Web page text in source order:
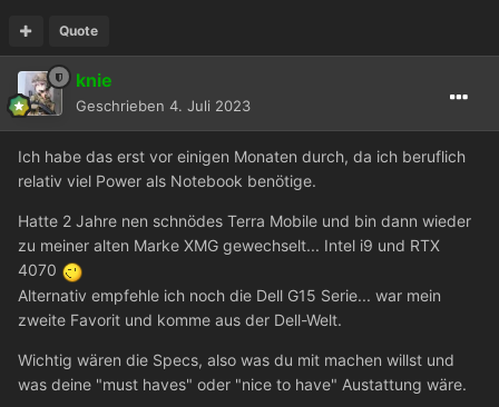
Quote
knie
Geschrieben 4. Juli 2023
Ich habe das erst vor einigen Monaten durch, da ich beruflich
relativ viel Power als Notebook benötige.
Hatte 2 Jahre nen schnödes Terra Mobile und bin dann wieder
zu meiner alten Marke XMG gewechselt... Intel i9 und RTX
4070
Alternativ empfehle ich noch die Dell G15 Serie... war mein
zweite Favorit und komme aus der Dell-Welt.
Wichtig wären die Specs, also was du mit machen willst und
was deine "must haves" oder "nice to have" Austattung wäre.